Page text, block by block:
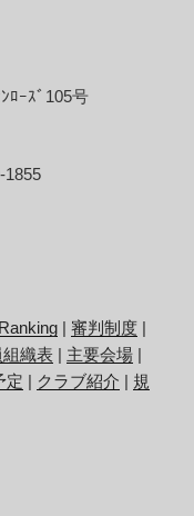
ﾛｰｽﾞ105号
1855
| 審判制度 |
織表 | 主要会場 |
定 | クラブ紹介 | 規